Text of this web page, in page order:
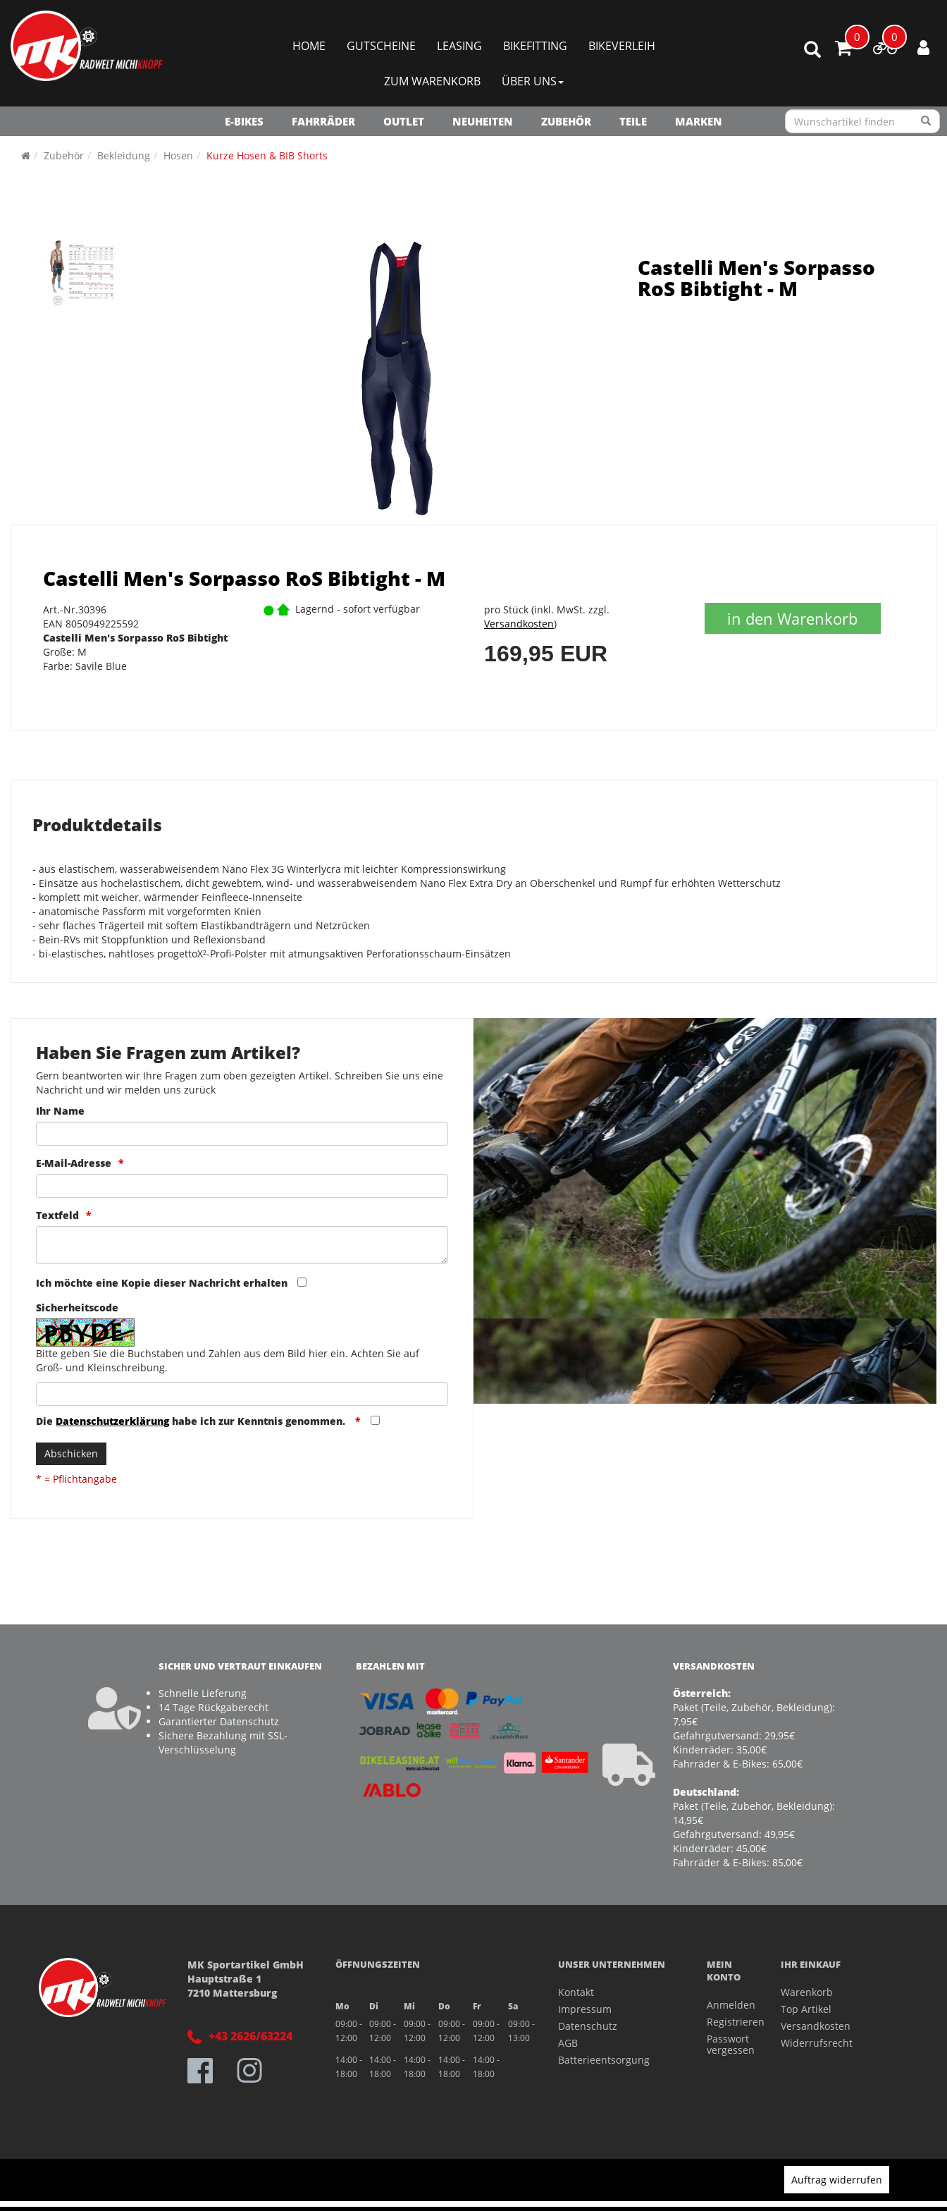
0 0
HOME GUTSCHEINE LEASING BIKEFITTING BIKEVERLEIH
ZUM WARENKORB ÜBER UNS
E-BIKES FAHRRÄDER OUTLET NEUHEITEN ZUBEHÖR TEILE MARKEN
Zubehör Bekleidung Hosen Kurze Hosen & BIB Shorts
Castelli Men's Sorpasso
RoS Bibtight - M
Castelli Men's Sorpasso RoS Bibtight - M
Art.-Nr.30396
EAN 8050949225592
Castelli Men's Sorpasso RoS Bibtight
Größe: M
Farbe: Savile Blue
Lagernd - sofort verfügbar
pro Stück (inkl. MwSt. zzgl.
Versandkosten)
169,95 EUR
in den Warenkorb
Produktdetails
- aus elastischem, wasserabweisendem Nano Flex 3G Winterlycra mit leichter Kompressionswirkung
- Einsätze aus hochelastischem, dicht gewebtem, wind- und wasserabweisendem Nano Flex Extra Dry an Oberschenkel und Rumpf für erhöhten Wetterschutz
- komplett mit weicher, wärmender Feinfleece-Innenseite
- anatomische Passform mit vorgeformten Knien
- sehr flaches Trägerteil mit softem Elastikbandträgern und Netzrücken
- Bein-RVs mit Stoppfunktion und Reflexionsband
- bi-elastisches, nahtloses progettoX²-Profi-Polster mit atmungsaktiven Perforationsschaum-Einsätzen
Haben Sie Fragen zum Artikel?
Gern beantworten wir Ihre Fragen zum oben gezeigten Artikel. Schreiben Sie uns eine
Nachricht und wir melden uns zurück
Ihr Name
E-Mail-Adresse
Textfeld
Ich möchte eine Kopie dieser Nachricht erhalten
Sicherheitscode
Bitte geben Sie die Buchstaben und Zahlen aus dem Bild hier ein. Achten Sie auf
Groß- und Kleinschreibung.
Die Datenschutzerklärunghabe ich zur Kenntnis genommen.
Abschicken
* = Pflichtangabe
SICHER UND VERTRAUT EINKAUFEN
Schnelle Lieferung
14 Tage Rückgaberecht
Garantierter Datenschutz
Sichere Bezahlung mit SSL-
Verschlüsselung
BEZAHLEN MIT VERSANDKOSTEN
Österreich:
Paket (Teile, Zubehör, Bekleidung):
7,95€
Gefahrgutversand: 29,95€
Kinderräder: 35,00€
Fahrräder & E-Bikes: 65,00€
Deutschland:
Paket (Teile, Zubehör, Bekleidung):
14,95€
Gefahrgutversand: 49,95€
Kinderräder: 45,00€
Fahrräder & E-Bikes: 85,00€
MK Sportartikel GmbH
Hauptstraße 1
7210 Mattersburg
+43 2626/63224
ÖFFNUNGSZEITEN
Mo Di Mi Do Fr
Sa
09:00 -
12:00
09:00 -
12:00
09:00 -
12:00
09:00 -
12:00
09:00 -
12:00
09:00 -
13:00
14:00 -
18:00
14:00 -
18:00
14:00 -
18:00
14:00 -
18:00
14:00 -
18:00
UNSER UNTERNEHMEN
Kontakt
Impressum
Datenschutz
AGB
Batterieentsorgung
MEIN
KONTO
Anmelden
Registrieren
Passwort
vergessen
IHR EINKAUF
Warenkorb
Top Artikel
Versandkosten
Widerrufsrecht
Auftrag widerrufen